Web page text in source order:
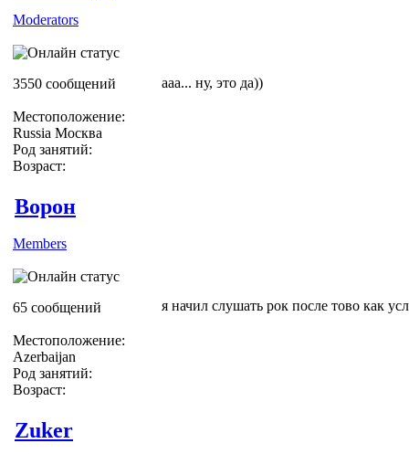
Moderators
3550 сообщений
Местоположение:
Russia Москва
Род занятий:
Возраст:
ааа... ну, это да))
Ворон
Members
65 сообщений
Местоположение:
Azerbaijan
Род занятий:
Возраст:
я начил слушать рок после тово как
Zuker